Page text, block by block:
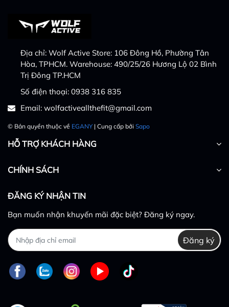
Địa chỉ: Wolf Active Store: 106 Đông Hồ, Phường Tân
Hòa, TPHCM. Warehouse: 490/25/26 Hương Lộ 02 Bình
Trị Đông TP.HCM
Số điện thoại: 0938 316 835
Email: wolfactiveallthefit@gmail.com
© Bản quyền thuộc về EGANY| Cung cấp bởi Sapo
HỖ TRỢ KHÁCH HÀNG
CHÍNH SÁCH
ĐĂNG KÝ NHẬN TIN
Bạn muốn nhận khuyến mãi đặc biệt? Đăng ký ngay.
Đăng ký